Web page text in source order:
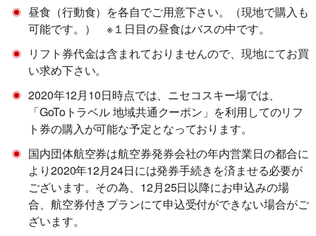
昼食（行動食）を各自でご用意下さい。（現地で購入も
可能です。） ※１日目の昼食はバスの中です。
リフト券代金は含まれておりませんので、現地にてお買
い求め下さい。
2020年12月10日時点では、ニセコスキー場では、
「GoToトラベル 地域共通クーポン」を利用してのリフ
ト券の購入が可能な予定となっております。
国内団体航空券は航空券発券会社の年内営業日の都合に
より2020年12月24日には発券手続きを済ませる必要が
ございます。その為、12月25日以降にお申込みの場
合、航空券付きプランにて申込受付ができない場合がご
ざいます。